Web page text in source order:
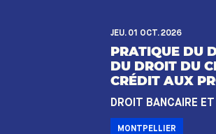
JEU. 01 OCT. 2026
PRATIQUE DU
DU DROIT DU
CRÉDIT AUX
DROIT BANCAIRE
MONTPELLIER